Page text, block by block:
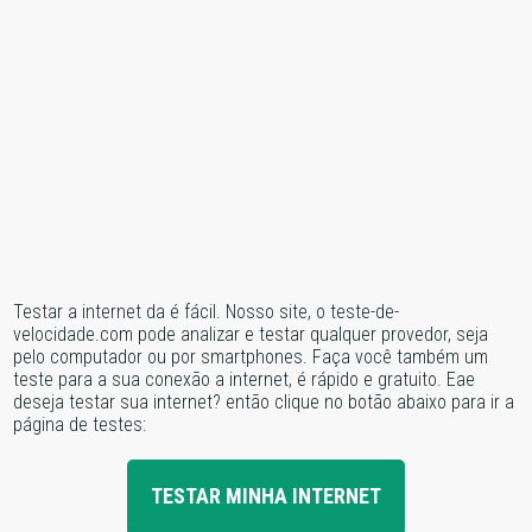
Testar a internet da é fácil. Nosso site, o teste-de-
velocidade.com pode analizar e testar qualquer provedor, seja
pelo computador ou por smartphones. Faça você também um
teste para a sua conexão a internet, é rápido e gratuito. Eae
deseja testar sua internet? então clique no botão abaixo para ir a
página de testes:
TESTAR MINHA INTERNET